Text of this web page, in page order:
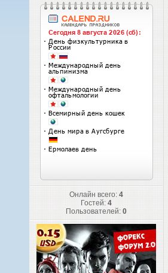
Онлайн всего: 4
Гостей: 4
Пользователей: 0